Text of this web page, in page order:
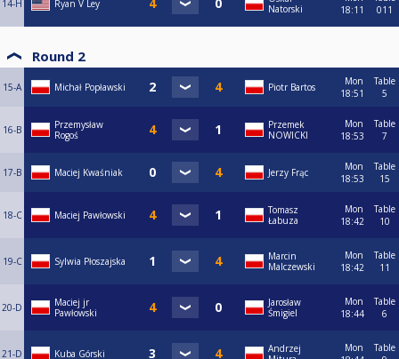
14-H Ryan V Ley
Natorski
18:11
011
Round 2
15-A Michał Popławski Piotr Bartos
Mon
18:51
Table
5
16-B
Przemysław
Rogoś
Przemek
NOWICKI
Mon
18:53
Table
7
17-B Maciej Kwaśniak Jerzy Frąc
Mon
18:53
Table
15
18-C Maciej Pawłowski
Tomasz
Łabuza
Mon
18:42
Table
10
19-C Sylwia Płoszajska
Marcin
Malczewski
Mon
18:42
Table
11
20-D
Maciej jr
Pawłowski
Jarosław
Śmigiel
Mon
18:44
Table
6
21-D Kuba Górski
Andrzej
Mon
Table